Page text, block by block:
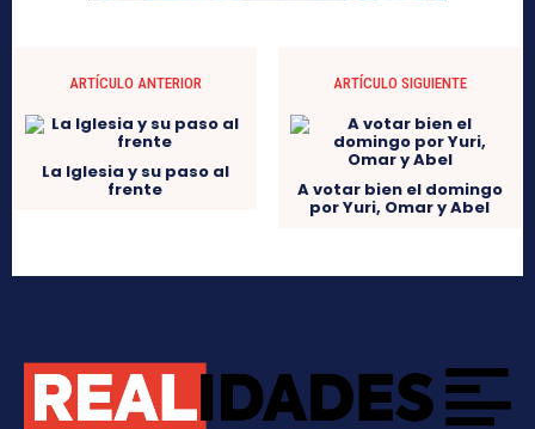
ARTÍCULO ANTERIOR
La Iglesia y su paso al
frente
ARTÍCULO SIGUIENTE
A votar bien el domingo
por Yuri, Omar y Abel